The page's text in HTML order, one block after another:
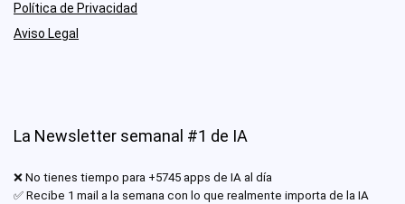
Política de Privacidad
Aviso Legal
La Newsletter semanal #1 de IA
❌ No tienes tiempo para +5745 apps de IA al día
✅ Recibe 1 mail a la semana con lo que realmente importa de la IA